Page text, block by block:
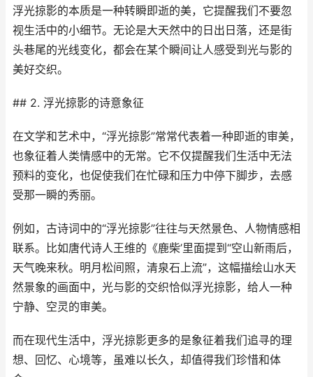
浮光掠影的本质是一种转瞬即逝的美，它提醒我们不要忽
视生活中的小细节。无论是大天然中的日出日落，还是街
头巷尾的光线变化，都会在某个瞬间让人感受到光与影的
美好交织。
## 2. 浮光掠影的诗意象征
在文学和艺术中，“浮光掠影”常常代表着一种即逝的审美，
也象征着人类情感中的无常。它不仅提醒我们生活中无法
预料的变化，也促使我们在忙碌和压力中停下脚步，去感
受那一瞬的秀丽。
例如，古诗词中的“浮光掠影”往往与天然景色、人物情感相
联系。比如唐代诗人王维的《鹿柴’里面提到“空山新雨后，
天气晚来秋。明月松间照，清泉石上流”，这幅描绘山水天
然景象的画面中，光与影的交织恰似浮光掠影，给人一种
宁静、空灵的审美。
而在现代生活中，浮光掠影更多的是象征着我们追寻的理
想、回忆、心境等，虽难以长久，却值得我们珍惜和体